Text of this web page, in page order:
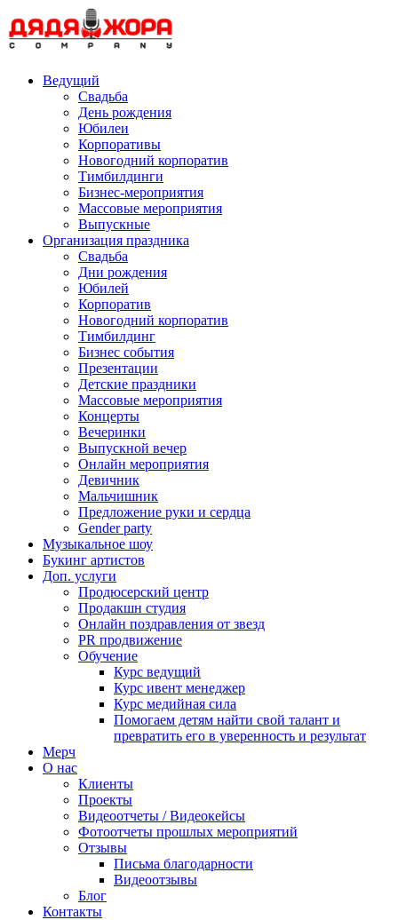
to
content
Ведущий
Свадьба
День рождения
Юбилеи
Корпоративы
Новогодний корпоратив
Тимбилдинги
Бизнес-мероприятия
Массовые мероприятия
Выпускные
Организация праздника
Свадьба
Дни рождения
Юбилей
Корпоратив
Новогодний корпоратив
Тимбилдинг
Бизнес события
Презентации
Детские праздники
Массовые мероприятия
Концерты
Вечеринки
Выпускной вечер
Онлайн мероприятия
Девичник
Мальчишник
Предложение руки и сердца
Gender party
Музыкальное шоу
Букинг артистов
Доп. услуги
Продюсерский центр
Продакшн студия
Онлайн поздравления от звезд
PR продвижение
Обучение
Курс ведущий
Курс ивент менеджер
Курс медийная сила
Помогаем детям найти свой талант и
превратить его в уверенность и результат
Мерч
О нас
Клиенты
Проекты
Видеоотчеты / Видеокейсы
Фотоотчеты прошлых мероприятий
Отзывы
Письма благодарности
Видеоотзывы
Блог
Контакты